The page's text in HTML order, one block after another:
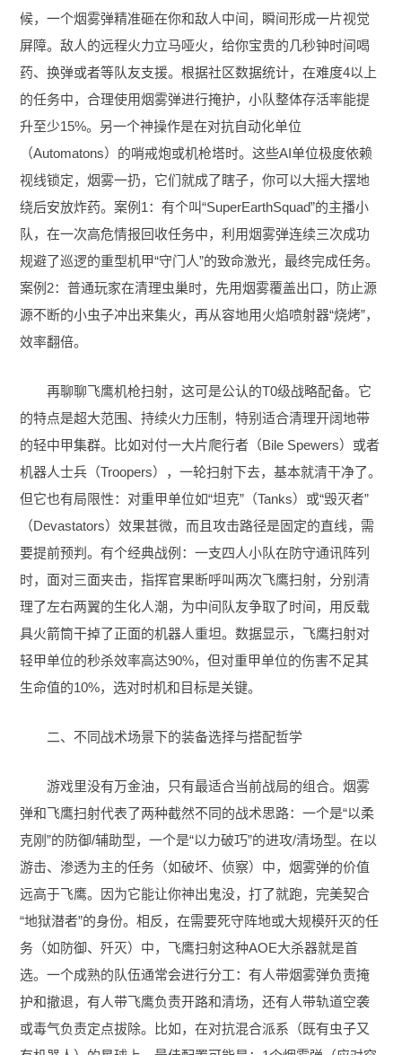
候，一个烟雾弹精准砸在你和敌人中间，瞬间形成一片视觉
屏障。敌人的远程火力立马哑火，给你宝贵的几秒钟时间喝
药、换弹或者等队友支援。根据社区数据统计，在难度4以上
的任务中，合理使用烟雾弹进行掩护，小队整体存活率能提
升至少15%。另一个神操作是在对抗自动化单位
（Automatons）的哨戒炮或机枪塔时。这些AI单位极度依赖
视线锁定，烟雾一扔，它们就成了瞎子，你可以大摇大摆地
绕后安放炸药。案例1：有个叫“SuperEarthSquad”的主播小
队，在一次高危情报回收任务中，利用烟雾弹连续三次成功
规避了巡逻的重型机甲“守门人”的致命激光，最终完成任务。
案例2：普通玩家在清理虫巢时，先用烟雾覆盖出口，防止源
源不断的小虫子冲出来集火，再从容地用火焰喷射器“烧烤”，
效率翻倍。
再聊聊飞鹰机枪扫射，这可是公认的T0级战略配备。它
的特点是超大范围、持续火力压制，特别适合清理开阔地带
的轻中甲集群。比如对付一大片爬行者（Bile Spewers）或者
机器人士兵（Troopers），一轮扫射下去，基本就清干净了。
但它也有局限性：对重甲单位如“坦克”（Tanks）或“毁灭者”
（Devastators）效果甚微，而且攻击路径是固定的直线，需
要提前预判。有个经典战例：一支四人小队在防守通讯阵列
时，面对三面夹击，指挥官果断呼叫两次飞鹰扫射，分别清
理了左右两翼的生化人潮，为中间队友争取了时间，用反载
具火箭筒干掉了正面的机器人重坦。数据显示，飞鹰扫射对
轻甲单位的秒杀效率高达90%，但对重甲单位的伤害不足其
生命值的10%，选对时机和目标是关键。
二、不同战术场景下的装备选择与搭配哲学
游戏里没有万金油，只有最适合当前战局的组合。烟雾
弹和飞鹰扫射代表了两种截然不同的战术思路：一个是“以柔
克刚”的防御/辅助型，一个是“以力破巧”的进攻/清场型。在以
游击、渗透为主的任务（如破坏、侦察）中，烟雾弹的价值
远高于飞鹰。因为它能让你神出鬼没，打了就跑，完美契合
“地狱潜者”的身份。相反，在需要死守阵地或大规模歼灭的任
务（如防御、歼灭）中，飞鹰扫射这种AOE大杀器就是首
选。一个成熟的队伍通常会进行分工：有人带烟雾弹负责掩
护和撤退，有人带飞鹰负责开路和清场，还有人带轨道空袭
或毒气负责定点拔除。比如，在对抗混合派系（既有虫子又